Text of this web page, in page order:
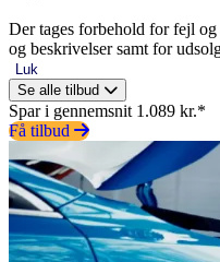
Der tages forbehold for fejl
og beskrivelser samt for
Luk
Se alle tilbud
Spar i gennemsnit 1.089 kr.*
Få tilbud